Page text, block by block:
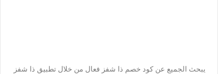
يبحث الجميع عن كود خصم ذا شفز فعال من خلال تطبيق ذا شفز